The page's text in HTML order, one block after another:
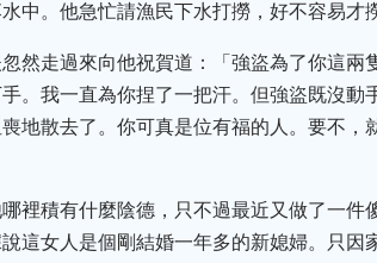
中。他急忙請漁民下水打撈，好不容易才
然走過來向他祝賀道：「強盜為了你這兩
。我一直為你捏了一把汗。但強盜既沒動
地散去了。你可真是位有福的人。要不，
裡積有什麼陰德，只不過最近又做了一件
這女人是個剛結婚一年多的新媳婦。只因